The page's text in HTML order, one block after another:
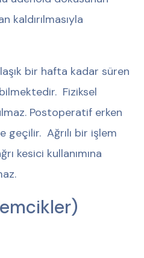
kaldırılmasıyla
bir hafta kadar süren
Fiziksel
Postoperatif erken
geçilir. Ağrılı bir işlem
kesici kullanımına